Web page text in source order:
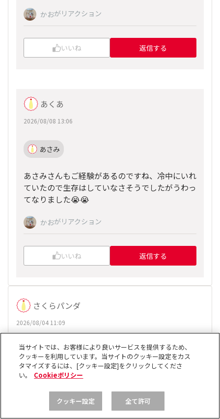
かおがリアクション
いいね 返信する
あくあ
2026/08/08 13:06
あさみ
あさみさんもご経験があるのですね、冷中にいれ
ていたので生存はしていなさそうでしたがうわっ
てなりました😭😭
かおがリアクション
いいね 返信する
さくらパンダ
2026/08/04 11:09
ナス蒸してマヨで食べるのが美味しい✨
チアスマイル、他19人がリアクション
いいね 返信する
当サイトでは、お客様により良いサービスを提供するため、
クッキーを利用しています。当サイトのクッキー設定をカス
タマイズするには、[クッキー設定]をクリックしてくださ
い。
Cookieポリシー
クッキー設定 全て許可